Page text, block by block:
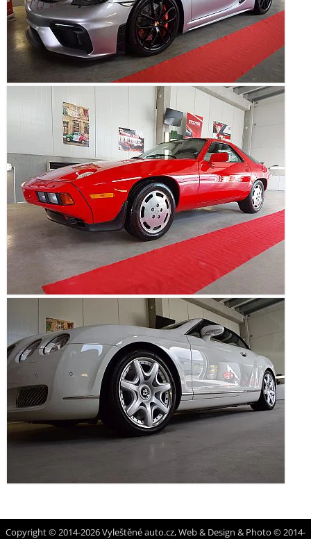
Copyright © 2014-2026 Vyleštěné auto.cz, Web & Design & Photo © 2014-